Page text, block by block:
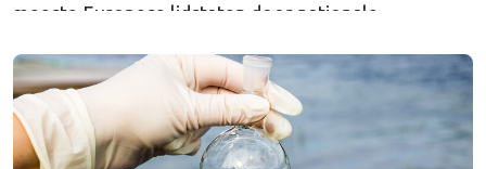
meeste Europese lidstaten door nationale
moet een ondergrens de prijzen in Europa
gelijktrekken en het doel van een rookvrije generatie
in 2040 dichterbij brengen.